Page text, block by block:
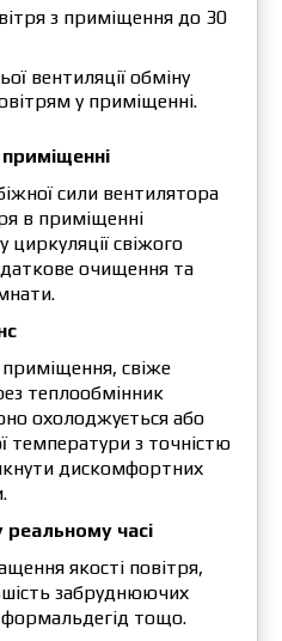
з приміщення до 30
вентиляції обміну
у приміщенні.
сили вентилятора
в приміщенні
циркуляції свіжого
очищення та
свіже
теплообмінник
охолоджується або
температури з точністю
дискомфортних
реальному часі
якості повітря,
забруднюючих
формальдегід тощо.